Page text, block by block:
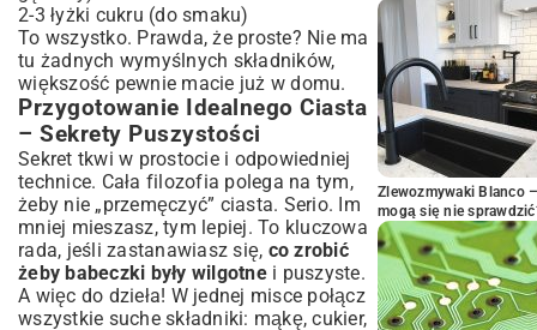
2-3 łyżki cukru (do smaku)
To wszystko. Prawda, że proste? Nie ma
tu żadnych wymyślnych składników,
większość pewnie macie już w domu.
Przygotowanie Idealnego Ciasta
– Sekrety Puszystości
Sekret tkwi w prostocie i odpowiedniej
technice. Cała filozofia polega na tym,
żeby nie „przemęczyć” ciasta. Serio. Im
mniej mieszasz, tym lepiej. To kluczowa
rada, jeśli zastanawiasz się, co zrobić
żeby babeczki były wilgotnei puszyste.
A więc do dzieła! W jednej misce połącz
wszystkie suche składniki: mąkę, cukier,
Zlewozmywaki Blanco
mogą się nie